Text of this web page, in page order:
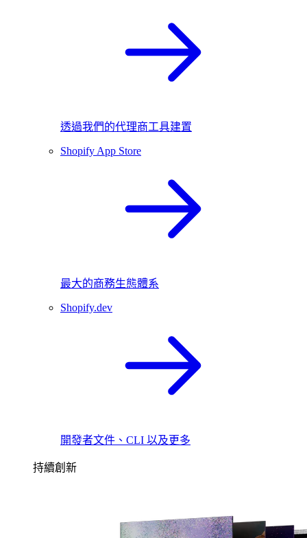
透過我們的代理商工具建置
Shopify App Store
最大的商務生態體系
Shopify.dev
開發者文件、CLI 以及更多
持續創新